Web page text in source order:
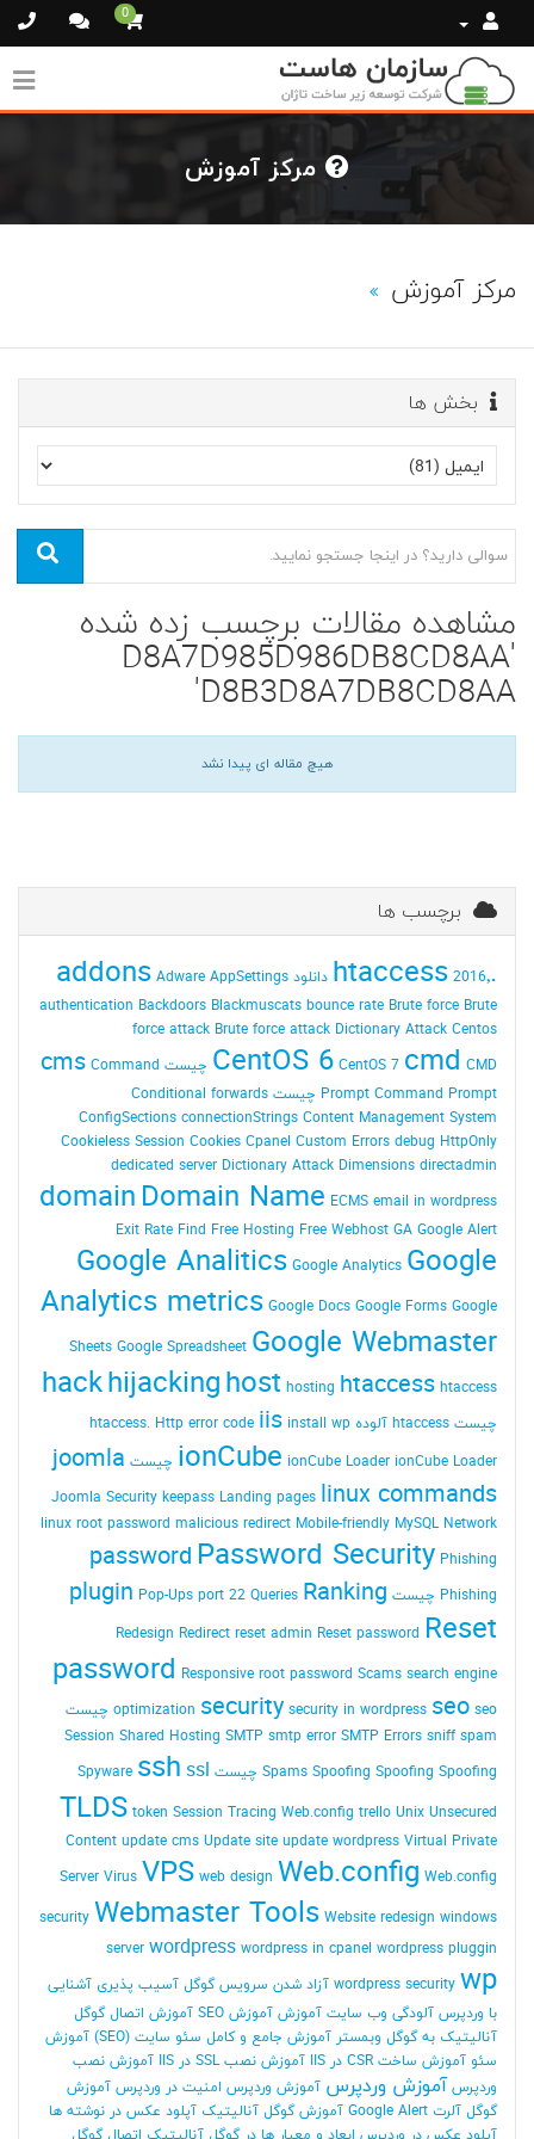
0
مرکز آموزش
بخش ها
مشاهده مقالات برچسب زده شده
'D8A7D985D986DB8CD8AA
D8B3D8A7DB8CD8AA'
هیچ مقاله ای پیدا نشد
برچسب ها
.htaccess2016٬ دانلود addons Adware AppSettings
authentication Backdoors Blackmuscats bounce rate Brute force Brute
force attack Brute force attack Dictionary Attack Centos
CentOS 6 CentOS 7 cmd CMD چیست cms Command
Prompt Command Prompt چیست
Conditional forwards
ConfigSections connectionStrings Content Management System
Cookieless Session Cookies Cpanel Custom Errors debug HttpOnly
dedicated server Dictionary Attack Dimensions directadmin
domain Domain Name ECMS email in wordpress
Exit Rate Find Free Hosting Free Webhost GA Google Alert
Google Analitics Google Analytics Google
Analytics metrics Google Docs Google Forms Google
Sheets Google Spreadsheet Google Webmaster
hackhijackinghost hosting htaccess htaccess
چیست htaccess آلوده htaccess. Http error code iis install wp
ionCube ionCube Loader ionCube Loader چیست joomla
Joomla Security keepass Landing pages linux commands
linux root password malicious redirect Mobile-friendly MySQL Network
password Password Security Phishing
Phishing چیست
plugin Pop-Ups port 22 Queries Ranking
Redesign Redirect reset admin Reset password Reset
password Responsive root password Scams search engine
optimization security security in wordpress seo seo چیست
Session Shared Hosting SMTP smtp error SMTP Errors sniff spam
Spams Spoofing Spoofing Spoofing چیست Spyware ssh ssl
TLDS token Session Tracing Web.config trello Unix Unsecured
Content update cms Update site update wordpress Virtual Private
Server Virus VPS web design Web.config Web.config
security Webmaster Tools Website redesign windows
server wordpress wordpress in cpanel wordpress pluggin
wordpress security wp آزاد شدن سرویس گوگل آسیب پذیری آشنایی
با وردپرس آلودگی وب سایت آموزش آموزش SEO
آموزش اتصال گوگل
آنالیتیک به گوگل وبمستر آموزش جامع و کامل سئو سایت (SEO)
آموزش
سئو آموزش ساخت CSR در IIS آموزش نصب SSL در IIS
آموزش نصب
وردپرس آموزش وردپرس آموزش وردپرس امنیت در وردپرس آموزش
گوگل آلرت Google Alert
آموزش گوگل آنالیتیک آپلود عکس در نوشته ها